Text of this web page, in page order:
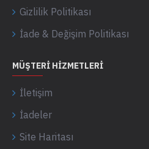
Gizlilik Politikası
İade & Değişim Politikası
MÜŞTERI HIZMETLERI
İletişim
İadeler
Site Haritası